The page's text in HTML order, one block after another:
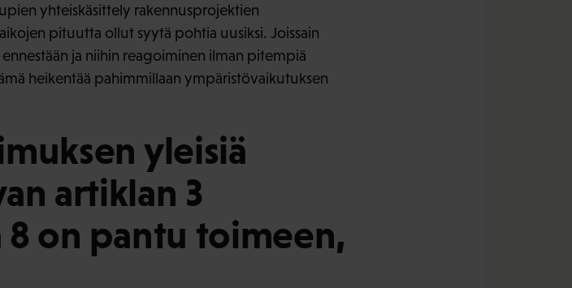
yhteiskäsittely rakennusprojektien
pituutta ollut syytä pohtia uusiksi. Joissain
ja niihin reagoiminen ilman pitempiä
heikentää pahimmillaan ympäristövaikutuksen
yleisiä
artiklan 3
8 on pantu toimeen,